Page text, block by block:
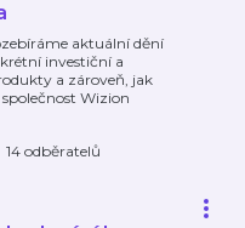
aktuální dění
investiční a
a zároveň, jak
Wizion
14 odběratelů